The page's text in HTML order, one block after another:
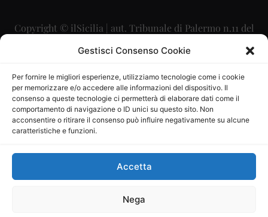
Gestisci Consenso Cookie
Per fornire le migliori esperienze, utilizziamo tecnologie come i cookie
per memorizzare e/o accedere alle informazioni del dispositivo. Il
consenso a queste tecnologie ci permetterà di elaborare dati come il
comportamento di navigazione o ID unici su questo sito. Non
acconsentire o ritirare il consenso può influire negativamente su alcune
caratteristiche e funzioni.
Accetta
Nega
Copyright © ilSicilia | aut. Tribunale di Palermo n.11 del
29/09/2015
Direttore Editoriale: Maurizio Scaglione
Direttore Responsabile: Maria Calabrese
P.IVA: 06334930820
Mercurio Comunicazione Società Cooperativa a r.l. è
iscritta al Registro degli Operatori di Comunicazione al